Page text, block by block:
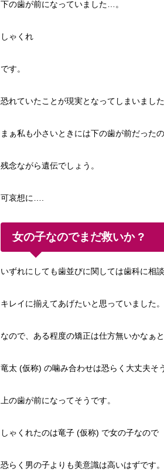
下の歯が前になっていました…。
しゃくれ
です。
恐れていたことが現実となってしまいました
まぁ私も小さいときには下の歯が前だった
残念ながら遺伝でしょう。
可哀想に….
女の子なのでまだ救いか ?
いずれにしても歯並びに関しては歯科に相
キレイに揃えてあげたいと思っていました。
なので、ある程度の矯正は仕方無いかなぁと
竜太 (仮称) の噛み合わせは恐らく大丈夫そ
上の歯が前になってそうです。
しゃくれたのは竜子 (仮称) で女の子なので
恐らく男の子よりも美意識は高いはずです。